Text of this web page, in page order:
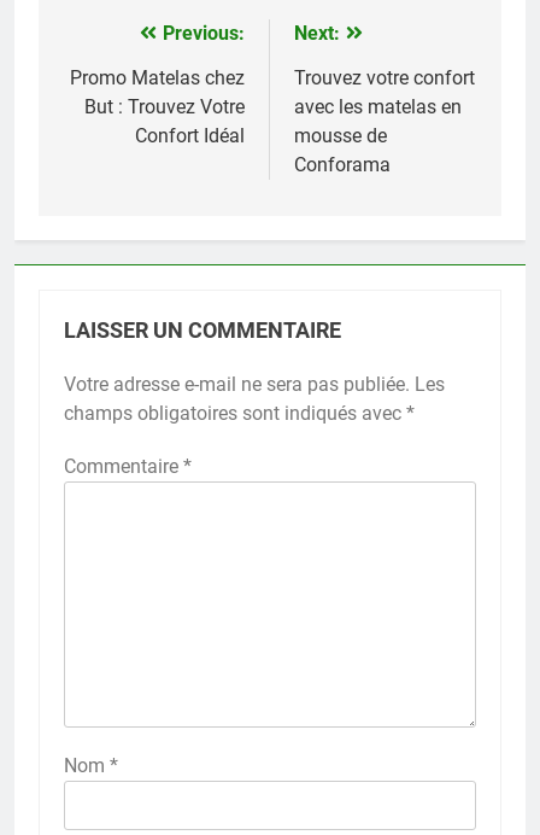
Navigation
de
l’article
Previous:
Promo Matelas chez
But : Trouvez Votre
Confort Idéal
Next:
Trouvez votre confort
avec les matelas en
mousse de
Conforama
LAISSER UN COMMENTAIRE
Votre adresse e-mail ne sera pas publiée. Les
champs obligatoires sont indiqués avec *
Commentaire *
Nom *